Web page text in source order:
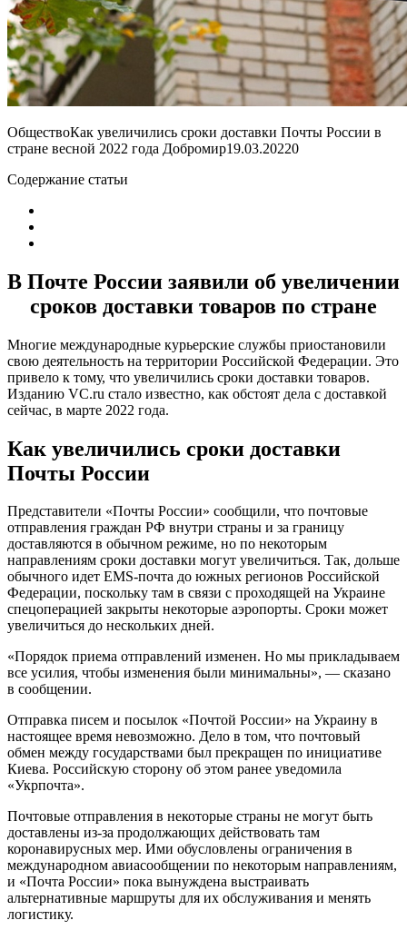
ОбществоКак увеличились сроки доставки Почты России в
стране весной 2022 года Добромир19.03.20220
Содержание статьи
В Почте России заявили об увеличении
сроков доставки товаров по стране
Многие международные курьерские службы приостановили
свою деятельность на территории Российской Федерации. Это
привело к тому, что увеличились сроки доставки товаров.
Изданию VC.ru стало известно, как обстоят дела с доставкой
сейчас, в марте 2022 года.
Как увеличились сроки доставки
Почты России
Представители «Почты России» сообщили, что почтовые
отправления граждан РФ внутри страны и за границу
доставляются в обычном режиме, но по некоторым
направлениям сроки доставки могут увеличиться. Так, дольше
обычного идет EMS-почта до южных регионов Российской
Федерации, поскольку там в связи с проходящей на Украине
спецоперацией закрыты некоторые аэропорты. Сроки может
увеличиться до нескольких дней.
«Порядок приема отправлений изменен. Но мы прикладываем
все усилия, чтобы изменения были минимальны», — сказано
в сообщении.
Отправка писем и посылок «Почтой России» на Украину в
настоящее время невозможно. Дело в том, что почтовый
обмен между государствами был прекращен по инициативе
Киева. Российскую сторону об этом ранее уведомила
«Укрпочта».
Почтовые отправления в некоторые страны не могут быть
доставлены из-за продолжающих действовать там
коронавирусных мер. Ими обусловлены ограничения в
международном авиасообщении по некоторым направлениям,
и «Почта России» пока вынуждена выстраивать
альтернативные маршруты для их обслуживания и менять
логистику.